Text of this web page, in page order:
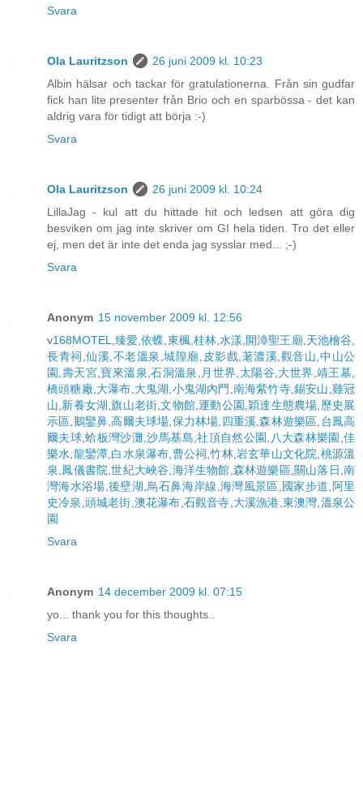
Svara
Ola Lauritzson
26 juni 2009 kl. 10:23
Albin hälsar och tackar för gratulationerna. Från sin gudfar
fick han lite presenter från Brio och en sparbössa - det kan
aldrig vara för tidigt att börja :-)
Svara
Ola Lauritzson
26 juni 2009 kl. 10:24
LillaJag - kul att du hittade hit och ledsen att göra dig
besviken om jag inte skriver om GI hela tiden. Tro det eller
ej, men det är inte det enda jag sysslar med... ;-)
Svara
Anonym 15 november 2009 kl. 12:56
v168MOTEL,臻愛,依蝶,東楓,桂林,水漾,開漳聖王廟,天池檜谷,
長青祠,仙溪,不老溫泉,城隍廟,皮影戲,荖濃溪,觀音山,中山公
園,壽天宮,寶來溫泉,石洞溫泉,月世界,太陽谷,大世界,靖王墓,
橋頭糖廠,大瀑布,大鬼湖,小鬼湖內門 ,南海紫竹寺,錫安山,雞冠
山,新養女湖,旗山老街,文物館,運動公園,穎達生態農場,歷史展
示區,鵝鑾鼻,高爾夫球場,保力林場,四重溪,森林遊樂區,台鳳高
爾夫球,蛤板灣沙灘,沙馬基島,社頂自然公園, 八大森林樂園 ,佳
樂水,龍鑾潭,白水泉瀑布,曹公祠,竹林,岩玄華山文化院,桃源溫
泉,鳳儀書院,世紀大峽谷,海洋生物館,森林遊樂區,關山落日,南
灣海水浴場,後壁湖,烏石鼻海岸線,海灣風景區,國家步道, 阿里
史冷泉,頭城老街,澳花瀑布,石觀音寺,大溪漁港,東澳灣,溫泉公
園
Svara
Anonym 14 december 2009 kl. 07:15
yo... thank you for this thoughts..
Svara